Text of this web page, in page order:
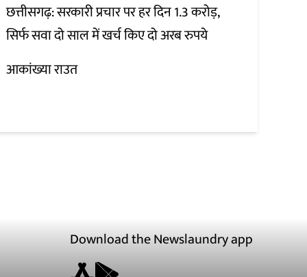
छत्तीसगढ़: सरकारी प्रचार पर हर दिन 1.3 करोड़,
सिर्फ सवा दो साल में खर्च किए दो अरब रुपये
आकांख्या राउत
Download the Newslaundry app